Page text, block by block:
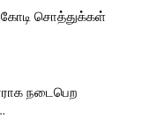
கோடி சொத்துக்கள்
நடைபெற